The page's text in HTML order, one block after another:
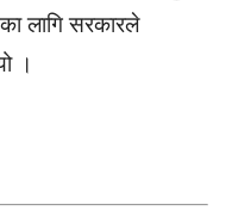
लागि सरकारले
।